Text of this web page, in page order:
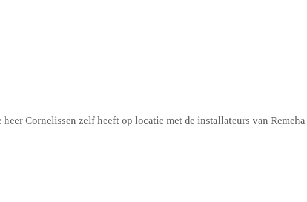
Cornelissen zelf heeft op locatie met de installateurs van